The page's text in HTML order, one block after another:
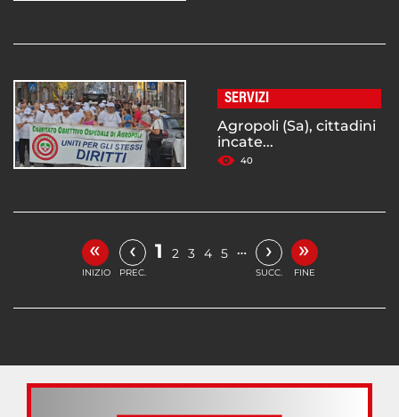
SERVIZI
Agropoli (Sa), cittadini
incate...
40
«
INIZIO
‹
PREC.
1 2 3 4 5 … ›
SUCC.
»
FINE